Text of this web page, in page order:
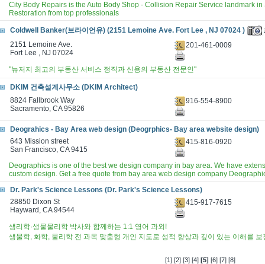
City Body Repairs is the Auto Body Shop - Collision Repair Service landmark
Restoration from top professionals
Coldwell Banker(브라이언유) (2151 Lemoine Ave. Fort Lee , NJ 07024 )
2151 Lemoine Ave.
Fort Lee , NJ 07024
201-461-0009
"뉴저지 최고의 부동산 서비스 정직과 신용의 부동산 전문인"
DKIM 건축설계사무소 (DKIM Architect)
8824 Fallbrook Way
Sacramento, CA 95826
916-554-8900
Deograhics - Bay Area web design (Deogrphics- Bay area website design)
643 Mission street
San Francisco, CA 9415
415-816-0920
Deographics is one of the best we design company in bay area. We have
custom design. Get a free quote from bay area web design company
Dr. Park's Science Lessons (Dr. Park's Science Lessons)
28850 Dixon St
Hayward, CA 94544
415-917-7615
생리학·생물물리학 박사와 함께하는 1:1 영어 과외!
생물학, 화학, 물리학 전 과목 맞춤형 개인 지도로 성적 향상과 깊이 있는 이해를 보
[1] [2] [3] [4] [5] [6] [7] [8]